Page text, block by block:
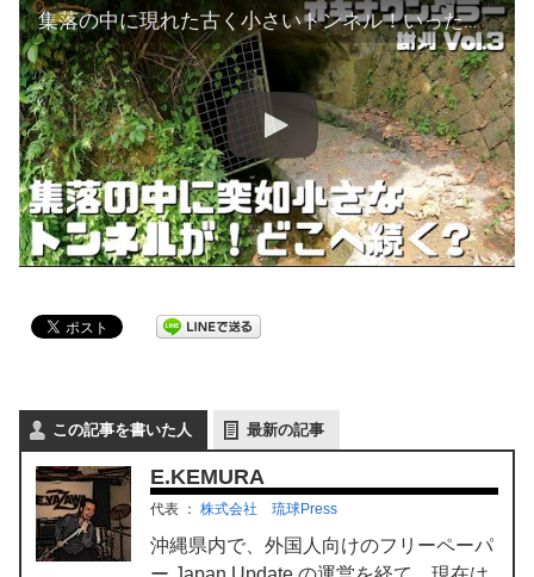
集落の中に現れた古く小さいトンネル！いったいどこへ続く！？
この記事を書いた人 最新の記事
E.KEMURA
代表 ： 株式会社 琉球Press
沖縄県内で、外国人向けのフリーペーパ